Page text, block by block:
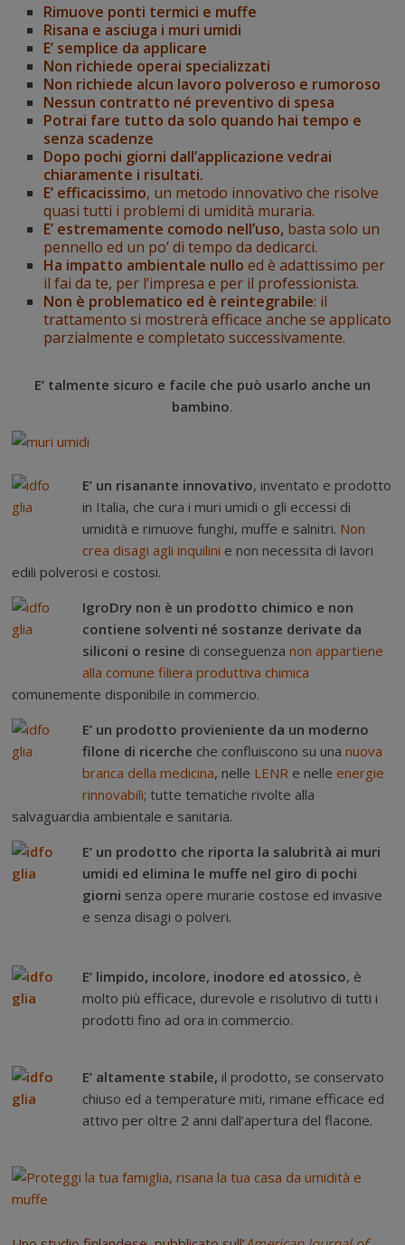
Rimuove ponti termici e muffe
Risana e asciuga i muri umidi
E’ semplice da applicare
Non richiede operai specializzati
Non richiede alcun lavoro polveroso e rumoroso
Nessun contratto né preventivo di spesa
Potrai fare tutto da solo quando hai tempo e
senza scadenze
Dopo pochi giorni dall’applicazione vedrai
chiaramente i risultati.
E’ efficacissimo, un metodo innovativo che risolve
quasi tutti i problemi di umidità muraria.
E’ estremamente comodo nell’uso, basta solo un
pennello ed un po’ di tempo da dedicarci.
Ha impatto ambientale nullo ed è adattissimo per
il fai da te, per l’impresa e per il professionista.
Non è problematico ed è reintegrabile: il
trattamento si mostrerà efficace anche se applicato
parzialmente e completato successivamente.
E’ talmente sicuro e facile che può usarlo anche un
bambino.
E’ un risanante innovativo, inventato e prodotto
in Italia, che cura i muri umidi o gli eccessi di
umidità e rimuove funghi, muffe e salnitri. Non
crea disagi agli inquilini e non necessita di lavori
edili polverosi e costosi.
IgroDry non è un prodotto chimico e non
contiene solventi né sostanze derivate da
siliconi o resine di conseguenzanon appartiene
alla comune filiera produttiva chimica
comunemente disponibile in commercio.
E’ un prodotto provieniente da un moderno
filone di ricerche che confluiscono su unanuova
branca della medicina, nelle LENR e nelle energie
rinnovabili; tutte tematiche rivolte alla
salvaguardia ambientale e sanitaria.
E’ un prodotto che riporta la salubrità ai muri
umidi ed elimina le muffe nel giro di pochi
giorni senza opere murarie costose ed invasive
e senza disagi o polveri.
E’ limpido, incolore, inodore ed atossico, è
molto più efficace, durevole e risolutivo di tutti i
prodotti fino ad ora in commercio.
E’ altamente stabile, il prodotto, se conservato
chiuso ed a temperature miti, rimane efficace ed
attivo per oltre 2 anni dall’apertura del flacone.